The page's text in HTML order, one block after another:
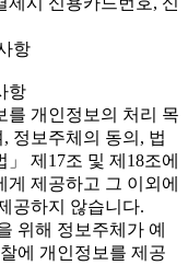
항
항
개인정보의 처리 목
정보주체의 동의, 법
제17조 및 제18조에
제공하고 그 이외에
공하지 않습니다.
위해 정보주체가 예
에 개인정보를 제공